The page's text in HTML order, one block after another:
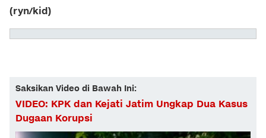
(ryn/kid)
Saksikan Video di Bawah Ini:
VIDEO: KPK dan Kejati Jatim Ungkap Dua Kasus
Dugaan Korupsi